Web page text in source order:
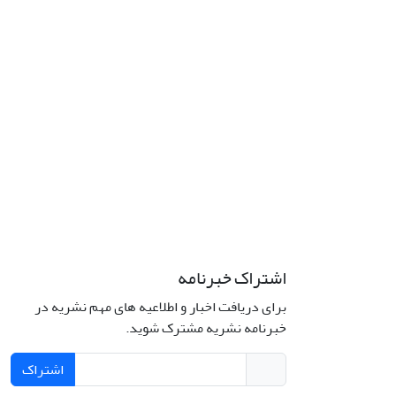
اشتراک خبرنامه
برای دریافت اخبار و اطلاعیه های مهم نشریه در
خبرنامه نشریه مشترک شوید.
اشتراک